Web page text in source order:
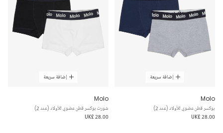
إضافة سريعة
Molo
بوكسر قطن عضوي للأولاد (عدد 2)
UK£ 28.00
إضافة سريعة
Molo
شورت بوكسر قطن عضوي للأولاد (عدد 2)
UK£ 28.00